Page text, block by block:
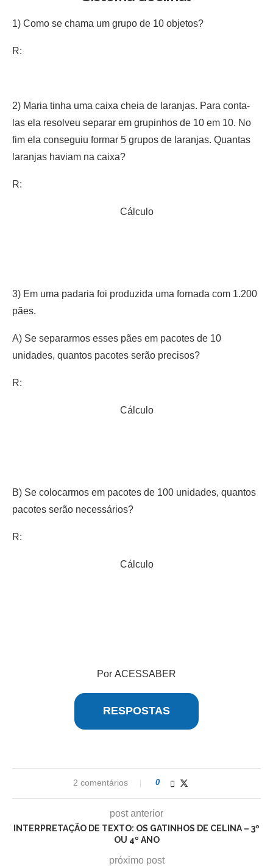
1) Como se chama um grupo de 10 objetos?
R:
2) Maria tinha uma caixa cheia de laranjas. Para conta-
las ela resolveu separar em grupinhos de 10 em 10. No
fim ela conseguiu formar 5 grupos de laranjas. Quantas
laranjas haviam na caixa?
R:
Cálculo
3) Em uma padaria foi produzida uma fornada com 1.200
pães.
A) Se separarmos esses pães em pacotes de 10
unidades, quantos pacotes serão precisos?
R:
Cálculo
B) Se colocarmos em pacotes de 100 unidades, quantos
pacotes serão necessários?
R:
Cálculo
Por ACESSABER
RESPOSTAS
2 comentários 0
post anterior
INTERPRETAÇÃO DE TEXTO: OS GATINHOS DE CELINA – 3º
OU 4º ANO
próximo post